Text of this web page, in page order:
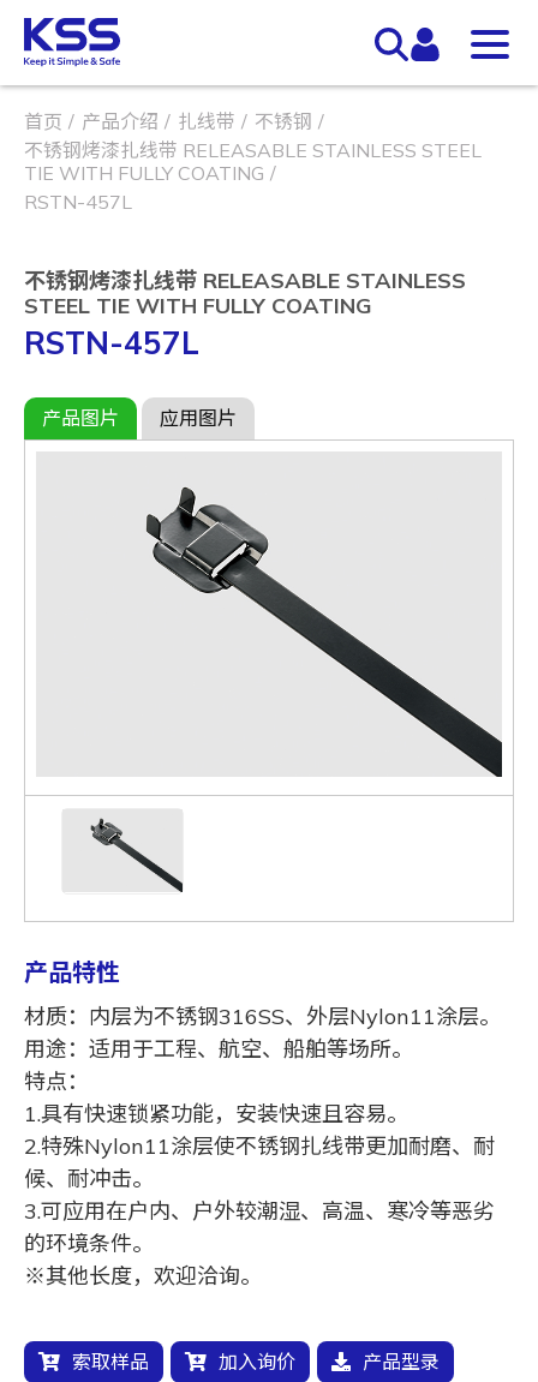
首页 产品介绍 扎线带
不锈钢
不锈钢烤漆扎线带 RELEASABLE STAINLESS STEEL
TIE WITH FULLY COATING
RSTN-457L
不锈钢烤漆扎线带 RELEASABLE STAINLESS
STEEL TIE WITH FULLY COATING
RSTN-457L
产品图片 应用图片
产品特性
材质：内层为不锈钢316SS、外层Nylon11涂层。
用途：适用于工程、航空、船舶等场所。
特点：
1.具有快速锁紧功能，安装快速且容易。
2.特殊Nylon11涂层使不锈钢扎线带更加耐磨、耐
候、耐冲击。
3.可应用在户内、户外较潮湿、高温、寒冷等恶劣
的环境条件。
※其他长度，欢迎洽询。
索取样品 加入询价 产品型录